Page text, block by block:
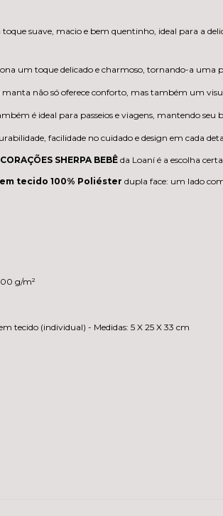
suave, macio e bem quentinho, ideal para a
um toque delicado e charmoso, tornando-a uma
não só oferece conforto, mas também um
é ideal para passeios e viagens, mantendo
facilidade no cuidado e design em cada
SHERPA BEBÊ da Loaní é a escolha
tecido 100% Poliéster dupla face: um lado
g/m²
tecido (individual) - Medidas: 5 X 25 X 33 cm